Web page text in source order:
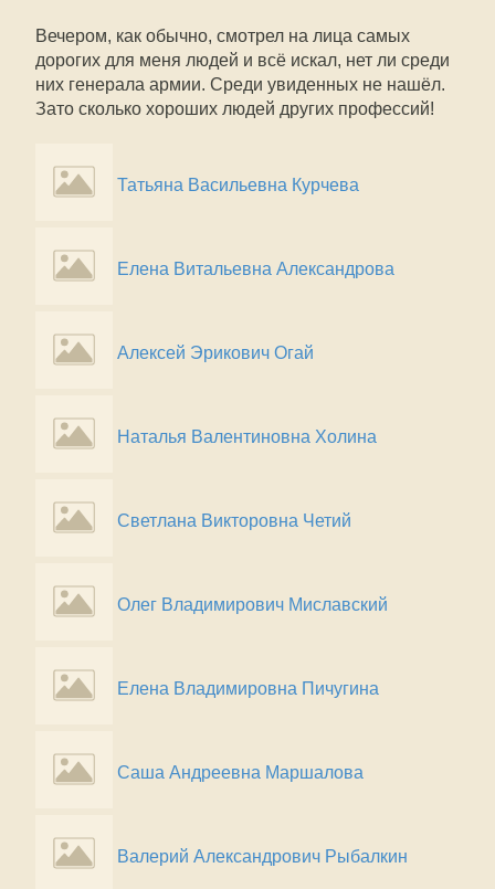
Вечером, как обычно, смотрел на лица самых
дорогих для меня людей и всё искал, нет ли среди
них генерала армии. Среди увиденных не нашёл.
Зато сколько хороших людей других профессий!
Татьяна Васильевна Курчева
Елена Витальевна Александрова
Алексей Эрикович Огай
Наталья Валентиновна Холина
Светлана Викторовна Четий
Олег Владимирович Миславский
Елена Владимировна Пичугина
Саша Андреевна Маршалова
Валерий Александрович Рыбалкин